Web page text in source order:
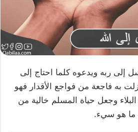
إلى ربه ويدعوه كلما احتاج إلى
به فاجعة من فواجع الأقدار فهو
وجعل حياة المسلم خالية من
ما هو سيء.